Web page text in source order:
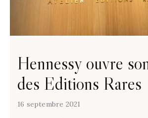
Hennessy ouvre
des Editions Rares
16 septembre 2021